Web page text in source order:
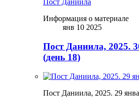
Пост Даниила
Информация о материале
янв 10 2025
Пост Даниила, 2025.
(день 18)
Пост Даниила, 2025. 29